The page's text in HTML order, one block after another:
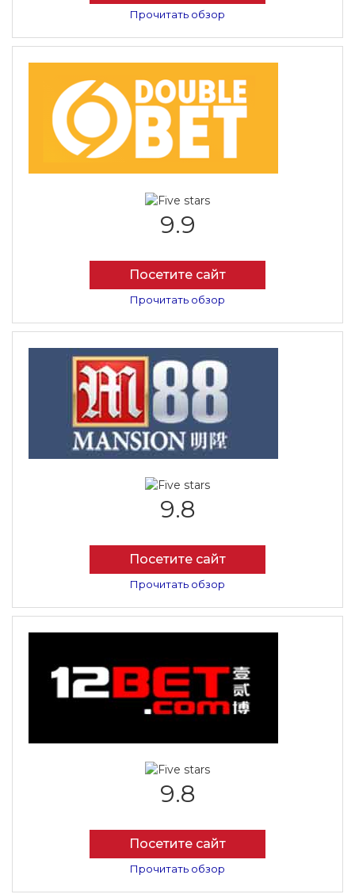
Прочитать обзор
9.9
Посетите сайт
Прочитать обзор
9.8
Посетите сайт
Прочитать обзор
9.8
Посетите сайт
Прочитать обзор